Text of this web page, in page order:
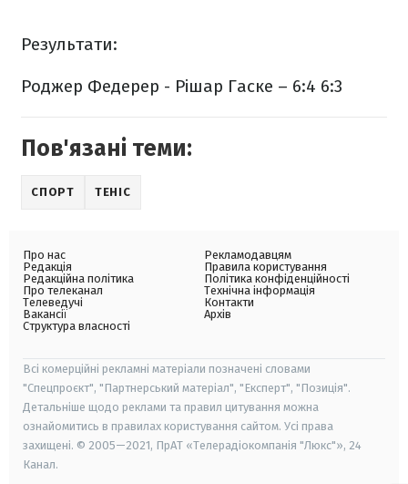
Результати:
Роджер Федерер - Рішар Гаске – 6:4 6:3
Пов'язані теми:
СПОРТ ТЕНІС
Про нас
Редакція
Редакційна політика
Про телеканал
Телеведучі
Вакансії
Структура власності
Рекламодавцям
Правила користування
Політика конфіденційності
Технічна інформація
Контакти
Архів
Всі комерційні рекламні матеріали позначені словами
"Спецпроєкт", "Партнерський матеріал", "Експерт", "Позиція".
Детальніше щодо реклами та правил цитування можна
ознайомитись в правилах користування сайтом. Усі права
захищені. © 2005—2021, ПрАТ «Телерадіокомпанія "Люкс"», 24
Канал.